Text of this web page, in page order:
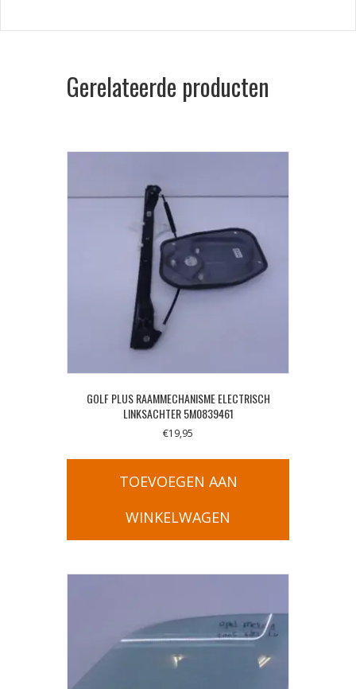
Gerelateerde producten
GOLF PLUS RAAMMECHANISME ELECTRISCH
LINKSACHTER 5M0839461
€19,95
TOEVOEGEN AAN
WINKELWAGEN